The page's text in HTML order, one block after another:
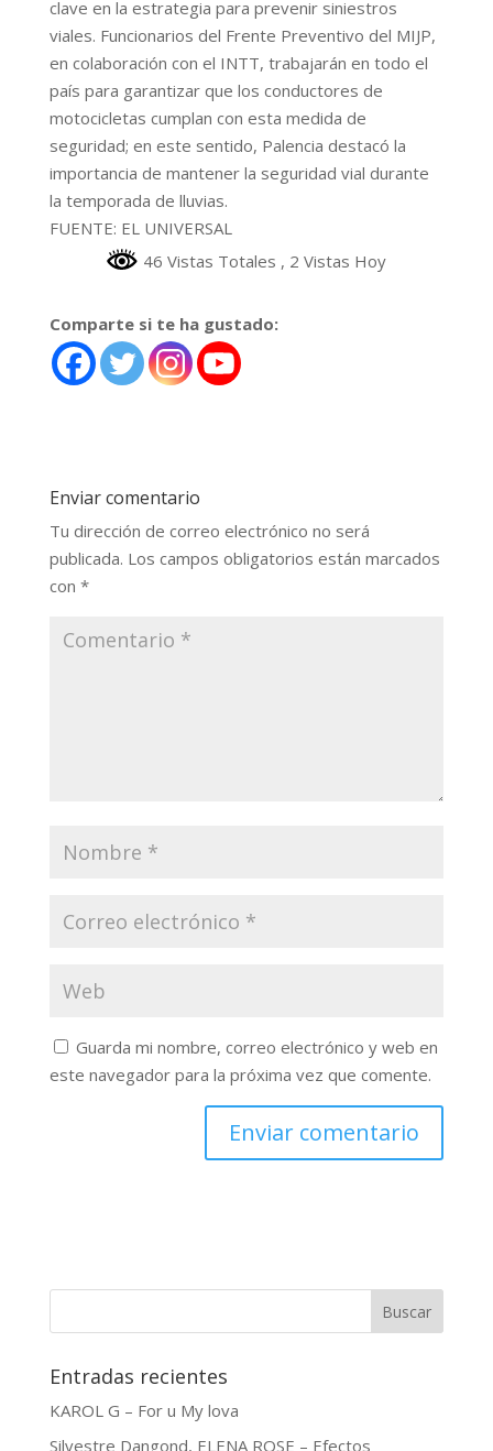
clave en la estrategia para prevenir siniestros
viales. Funcionarios del Frente Preventivo del MIJP,
en colaboración con el INTT, trabajarán en todo el
país para garantizar que los conductores de
motocicletas cumplan con esta medida de
seguridad; en este sentido, Palencia destacó la
importancia de mantener la seguridad vial durante
la temporada de lluvias.
FUENTE: EL UNIVERSAL
46 Vistas Totales , 2 Vistas Hoy
Comparte si te ha gustado:
Enviar comentario
Tu dirección de correo electrónico no será
publicada. Los campos obligatorios están marcados
con *
Guarda mi nombre, correo electrónico y web en
este navegador para la próxima vez que comente.
Buscar
Entradas recientes
KAROL G – For u My lova
Silvestre Dangond, ELENA ROSE – Efectos